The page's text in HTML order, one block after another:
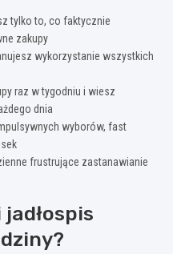
tylko to, co faktycznie
zakupy
wykorzystanie wszystkich
raz w tygodniu i wiesz
dnia
wyborów, fast
frustrujące zastanawianie